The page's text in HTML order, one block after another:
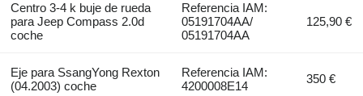
Centro 3-4 k buje de rueda
para Jeep Compass 2.0d
coche
Referencia IAM:
05191704AA/
05191704AA
125,90 €
Eje para SsangYong Rexton
(04.2003) coche
Referencia IAM:
4200008E14
350 €